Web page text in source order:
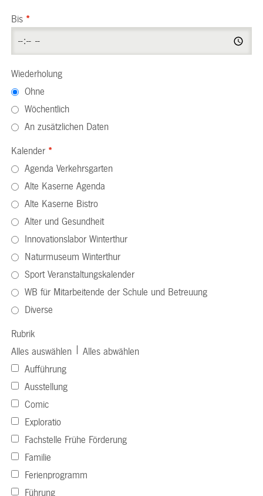
Bis *
Wiederholung
Ohne
Wöchentlich
An zusätzlichen Daten
Kalender *
Agenda Verkehrsgarten
Alte Kaserne Agenda
Alte Kaserne Bistro
Alter und Gesundheit
Innovationslabor Winterthur
Naturmuseum Winterthur
Sport Veranstaltungskalender
WB für Mitarbeitende der Schule und Betreuung
Diverse
Rubrik
Alles auswählen
Alles abwählen
Aufführung
Ausstellung
Comic
Exploratio
Fachstelle Frühe Förderung
Familie
Ferienprogramm
Führung